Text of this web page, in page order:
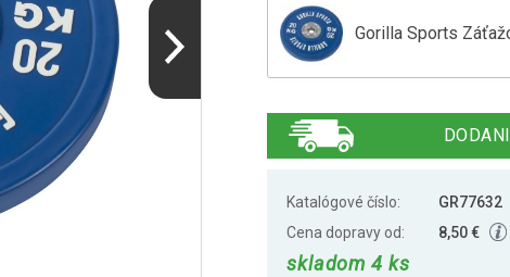
Gorilla Sports
Gorilla Sports
Katalógové číslo:
GR77632
Cena dopravy od:
8,50 €
skladom 4 ks